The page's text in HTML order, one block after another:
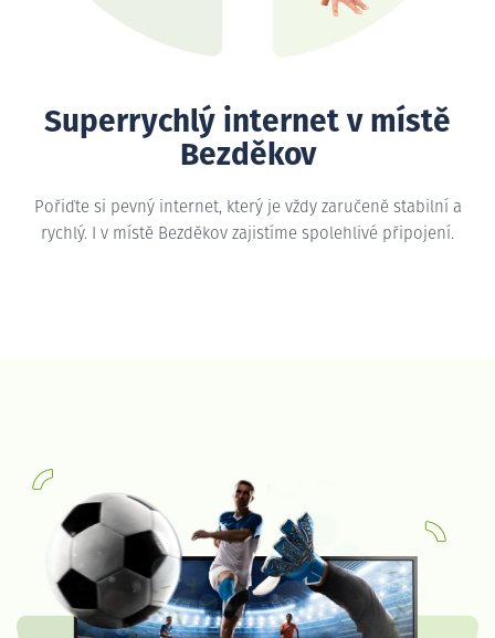
Superrychlý internet v místě
Bezděkov
Pořiďte si pevný internet, který je vždy zaručeně stabilní a
rychlý. I v místě Bezděkov zajistíme spolehlivé připojení.